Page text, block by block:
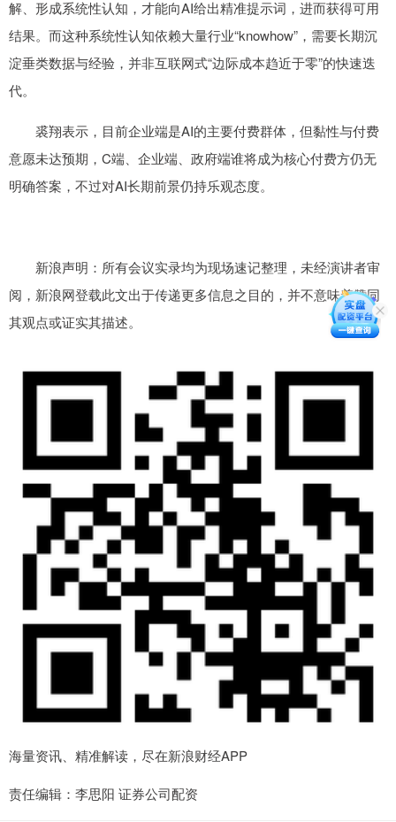
解、形成系统性认知，才能向AI给出精准提示词，进而获得可用
结果。而这种系统性认知依赖大量行业“knowhow”，需要长期沉
淀垂类数据与经验，并非互联网式“边际成本趋近于零”的快速迭
代。
裘翔表示，目前企业端是AI的主要付费群体，但黏性与付费
意愿未达预期，C端、企业端、政府端谁将成为核心付费方仍无
明确答案，不过对AI长期前景仍持乐观态度。
新浪声明：所有会议实录均为现场速记整理，未经演讲者审
阅，新浪网登载此文出于传递更多信息之目的，并不意味着赞同
其观点或证实其描述。
海量资讯、精准解读，尽在新浪财经APP
责任编辑：李思阳 证券公司配资